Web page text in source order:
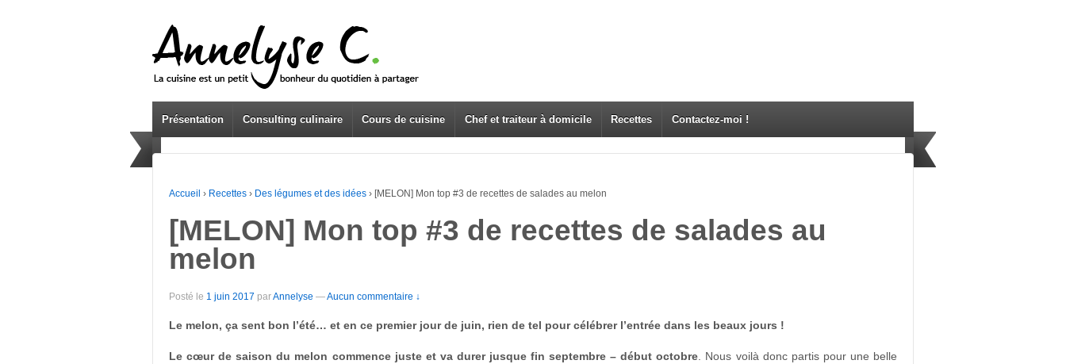
Présentation Consulting culinaire Cours de cuisine Chef et traiteur à domicile Recettes Contactez-moi !
Accueil › Recettes › Des légumes et des idées › [MELON] Mon top #3 de recettes de salades au melon
[MELON] Mon top #3 de recettes de salades au
melon
Posté le 1 juin 2017 parAnnelyse —Aucun commentaire ↓
Le melon, ça sent bon l’été… et en ce premier jour de juin, rien de tel pour célébrer l’entrée dans les beaux jours !
Le cœur de saison du melon commence juste et va durer jusque fin septembre – début octobre . Nous voilà donc partis pour une belle